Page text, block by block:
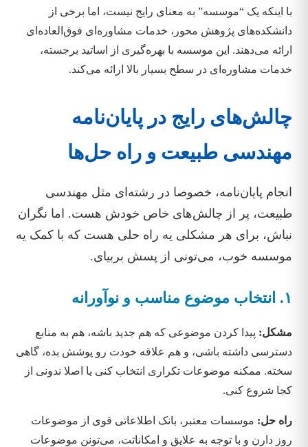
با اینکه یک “موسسه” به معنای رایج نیست، اما برخی از
دانشکده‌های پژوهش محور، خدمات مشاوره‌ای فوق‌العاده‌ای
ارائه می‌دهند. این موسسه با بهره‌گیری از اساتید برجسته،
خدمات مشاوره‌ای در سطح بسیار بالا ارائه می‌کند.
چالش‌های رایج در پایان‌نامه
مهندسی طبیعت و راه حل‌ها
انجام پایان‌نامه، خصوصا در رشته‌ای مثل مهندسی
طبیعت، پر از چالش‌های خاص خودش هست. اما نگران
نباش، برای هر مشکلی یه راه حلی هست که با کمک یه
موسسه خوب، می‌تونی از پسش بربیای.
۱. انتخاب موضوع مناسب و نوآورانه
مشکل: پیدا کردن موضوعی که هم جدید باشه، هم به منابع
دسترسی داشته باشی، و هم علاقه خودت رو پوشش بده، گاهی
سخته. ممکنه موضوعات تکراری انتخاب کنی یا اصلا ندونی از
کجا شروع کنی.
راه حل: موسسات معتبر، بانک اطلاعاتی قوی از موضوعات
روز دارن و با توجه به علایق و امکاناتت، می‌تونن موضوعات